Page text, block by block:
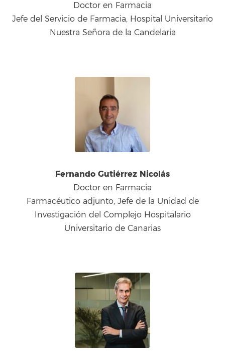
Doctor en Farmacia
Jefe del Servicio de Farmacia, Hospital Universitario
Nuestra Señora de la Candelaria
Fernando Gutiérrez Nicolás
Doctor en Farmacia
Farmacéutico adjunto, Jefe de la Unidad de
Investigación del Complejo Hospitalario
Universitario de Canarias